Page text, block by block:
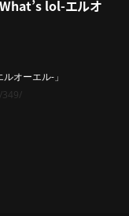
lol-エルオ
オーエル-」
349/